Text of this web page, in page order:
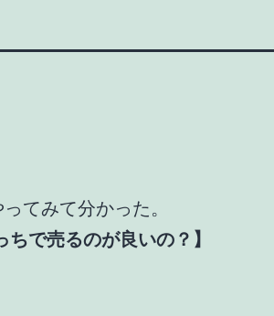
てみて分かった。
ちで売るのが良いの？】